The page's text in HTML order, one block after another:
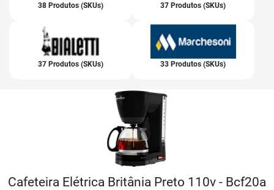
38 Produtos (SKUs) 37 Produtos (SKUs)
37 Produtos (SKUs) 33 Produtos (SKUs)
Cafeteira Elétrica Britânia Preto 110v - Bcf20a